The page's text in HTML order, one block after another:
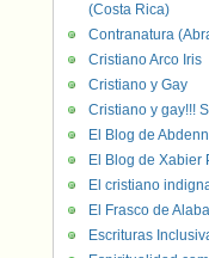
(Costa Rica)
Contranatura
Cristiano Arco Iris
Cristiano y Gay
Cristiano y gay!!!
El Blog de
El Blog de Xabier
El cristiano
El Frasco de
Escrituras